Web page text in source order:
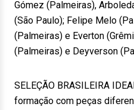
Gómez (Palmeiras),
(São Paulo); Felipe Melo
(Palmeiras) e Everton
(Palmeiras) e Deyverson
SELEÇÃO BRASILEIRA
formação com peças